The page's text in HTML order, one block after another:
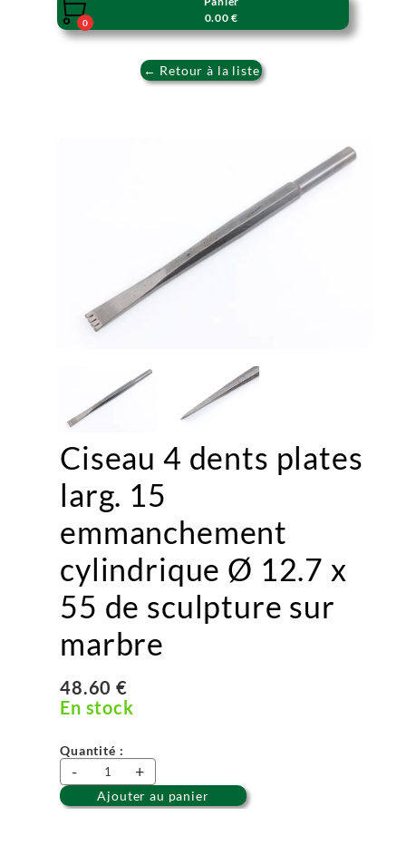

0
0.00 €
← Retour à la liste
Ciseau 4 dents plates
larg. 15
emmanchement
cylindrique Ø 12.7 x
55 de sculpture sur
marbre
48.60 €
En stock
Quantité :
- +
Ajouter au panier